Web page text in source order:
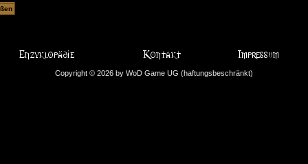
Copyright © 2026 by WoD Game UG (haftungsbeschränkt)